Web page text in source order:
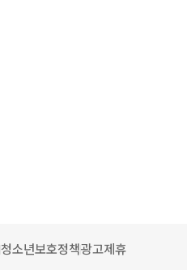
청소년보호정책광고제휴